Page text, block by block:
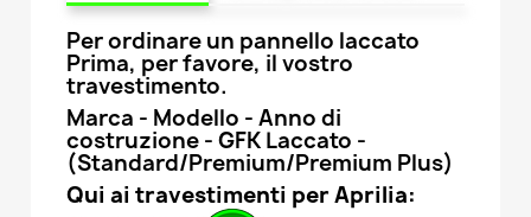
Per ordinare un pannello laccato
Prima, per favore, il vostro
travestimento.
Marca - Modello - Anno di
costruzione - GFK Laccato -
(Standard/Premium/Premium Plus)
Qui ai travestimenti per Aprilia: